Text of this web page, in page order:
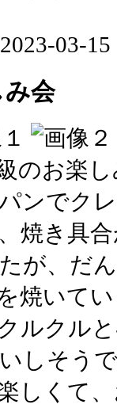
03-
み会
のお楽
ンでク
焼き具
が、だ
焼いて
ルクル
しそう
しくて